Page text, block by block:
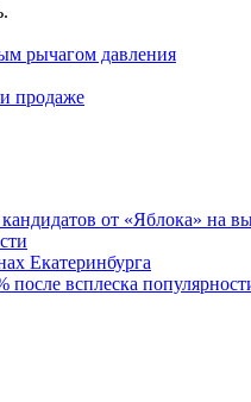
рычагом давления
продаже
от «Яблока» на
Екатеринбурга
всплеска